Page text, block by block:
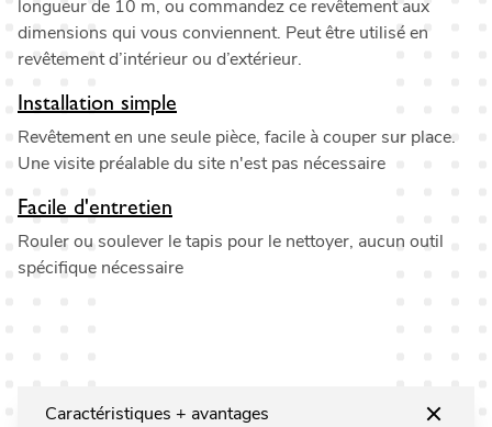
longueur de 10 m, ou commandez ce revêtement aux
dimensions qui vous conviennent. Peut être utilisé en
revêtement d’intérieur ou d’extérieur.
Installation simple
Revêtement en une seule pièce, facile à couper sur place.
Une visite préalable du site n'est pas nécessaire
Facile d'entretien
Rouler ou soulever le tapis pour le nettoyer, aucun outil
spécifique nécessaire
Caractéristiques + avantages